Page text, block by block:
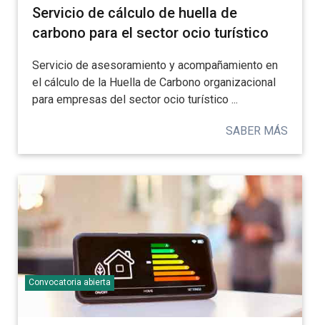
Servicio de cálculo de huella de
carbono para el sector ocio turístico
Servicio de asesoramiento y acompañamiento en
el cálculo de la Huella de Carbono organizacional
para empresas del sector ocio turístico ...
SABER MÁS
Convocatoria abierta